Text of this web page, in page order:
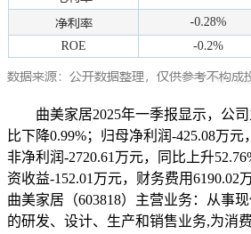
曲美家居2025年一季报显示，公司
比下降0.99%；归母净利润-425.08万元
非净利润-2720.61万元，同比上升
资收益-152.01万元，财务费用6190.02
曲美家居（603818）主营业务：从事
的研发、设计、生产和销售业务,为消